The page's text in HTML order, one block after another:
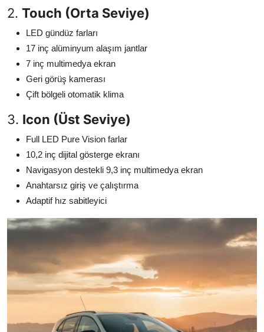
2. Touch (Orta Seviye)
LED gündüz farları
17 inç alüminyum alaşım jantlar
7 inç multimedya ekran
Geri görüş kamerası
Çift bölgeli otomatik klima
3. Icon (Üst Seviye)
Full LED Pure Vision farlar
10,2 inç dijital gösterge ekranı
Navigasyon destekli 9,3 inç multimedya ekran
Anahtarsız giriş ve çalıştırma
Adaptif hız sabitleyici